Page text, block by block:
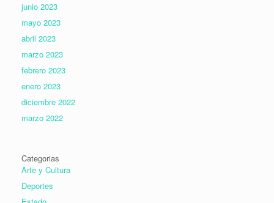
junio 2023
mayo 2023
abril 2023
marzo 2023
febrero 2023
enero 2023
diciembre 2022
marzo 2022
Categorias
Arte y Cultura
Deportes